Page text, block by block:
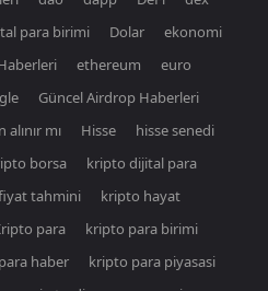
para birimi Dolar
ekonomi
ethereum
euro
Güncel Airdrop Haberleri
alınır mı Hisse
hisse senedi
borsa
kripto dijital para
tahmini
kripto hayat
para
kripto para birimi
haber
kripto para piyasasi